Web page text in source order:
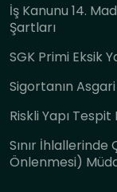
İş Kanunu 14.
Şartları
SGK Primi Eksik
Sigortanın
Riskli Yapı
Sınır İhlallerinde
Önlenmesi)